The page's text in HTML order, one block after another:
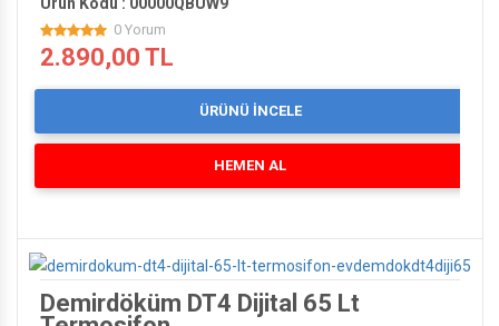
0 Yorum
2.890,00 TL
ÜRÜNÜ İNCELE
HEMEN AL
Demirdöküm DT4 Dijital 65 Lt